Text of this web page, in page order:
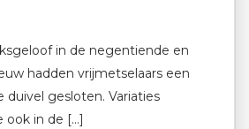
in de negentiende en
hadden vrijmetselaars een
gesloten. Variaties
ook in de […]